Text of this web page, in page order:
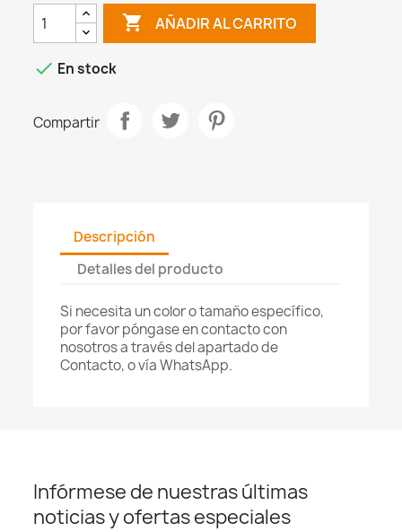
 AÑADIR AL CARRITO
 En stock
Compartir
Descripción
Detalles del producto
Si necesita un color o tamaño específico,
por favor póngase en contacto con
nosotros a través del apartado de
Contacto, o vía WhatsApp.
Infórmese de nuestras últimas
noticias y ofertas especiales